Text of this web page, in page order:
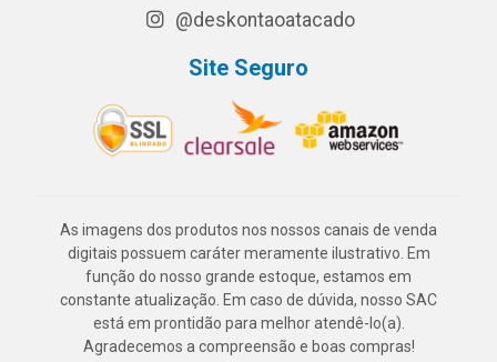
@deskontaoatacado
Site Seguro
As imagens dos produtos nos nossos canais de venda
digitais possuem caráter meramente ilustrativo. Em
função do nosso grande estoque, estamos em
constante atualização. Em caso de dúvida, nosso SAC
está em prontidão para melhor atendê-lo(a).
Agradecemos a compreensão e boas compras!